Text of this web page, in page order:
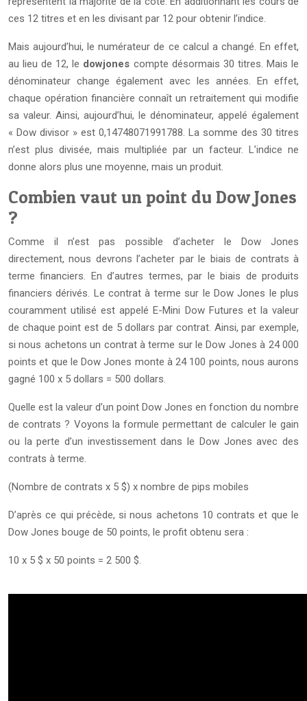
ces 12 titres et en les divisant par 12 pour obtenir l’indice.
Mais aujourd’hui, le numérateur de ce calcul a changé. En effet,
au lieu de 12, le dowjones compte désormais 30 titres. Mais le
dénominateur change également avec les années. En effet,
chaque opération financière connaît un retraitement qui modifie
sa valeur. Ainsi, aujourd’hui, le dénominateur, appelé également
« Dow divisor » est 0,14748071991788. La somme des 30 titres
n’est plus divisée, mais multipliée par un facteur. L’indice ne
donne alors plus une moyenne, mais un produit.
Combien vaut un point du Dow Jones
?
Comme il n’est pas possible d’acheter le Dow Jones
directement, nous devrons l’acheter par le biais de contrats à
terme financiers. En d’autres termes, par le biais de produits
financiers dérivés. Le contrat à terme sur le Dow Jones le plus
couramment utilisé est appelé E-Mini Dow Futures et la valeur
de chaque point est de 5 dollars par contrat. Ainsi, par exemple,
si nous achetons un contrat à terme sur le Dow Jones à 24 000
points et que le Dow Jones monte à 24 100 points, nous aurons
gagné 100 x 5 dollars = 500 dollars.
Quelle est la valeur d’un point Dow Jones en fonction du nombre
de contrats ? Voyons la formule permettant de calculer le gain
ou la perte d’un investissement dans le Dow Jones avec des
contrats à terme.
(Nombre de contrats x 5 $) x nombre de pips mobiles
D’après ce qui précède, si nous achetons 10 contrats et que le
Dow Jones bouge de 50 points, le profit obtenu sera :
10 x 5 $ x 50 points = 2 500 $.